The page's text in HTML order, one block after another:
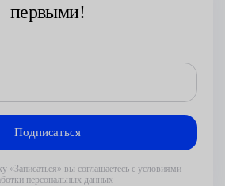
первыми!
«Записаться» вы соглашаетесь с условиями
персональных данных